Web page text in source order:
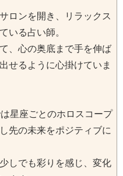
ロンを開き、リラックス
いる占い師。
、心の奥底まで手を伸ば
せるように心掛けていま
星座ごとのホロスコープ
先の未来をポジティブに
しでも彩りを感じ、変化